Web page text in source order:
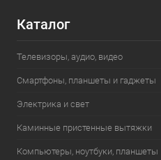
Каталог
Телевизоры, аудио, видео
Смартфоны, планшеты и гаджеты
Электрика и свет
Каминные пристенные вытяжки
Компьютеры, ноутбуки, планшеты